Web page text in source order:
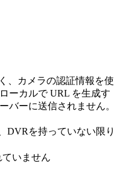
、カメラの認証情報を使
ーカルで URL を生成す
バーに送信されません。
DVRを持っていない限り
いません